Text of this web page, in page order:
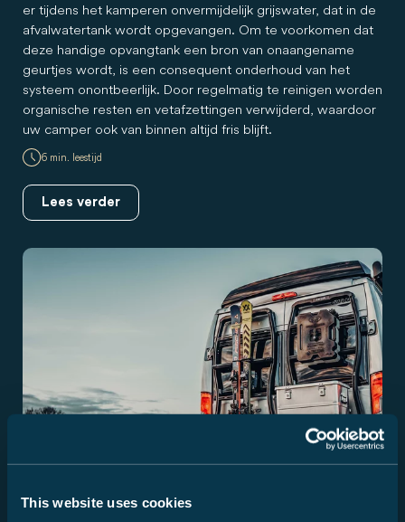
This website uses cookies
er tijdens het kamperen onvermijdelijk grijswater, dat in de
afvalwatertank wordt opgevangen. Om te voorkomen dat
deze handige opvangtank een bron van onaangename
geurtjes wordt, is een consequent onderhoud van het
systeem onontbeerlijk. Door regelmatig te reinigen worden
organische resten en vetafzettingen verwijderd, waardoor
uw camper ook van binnen altijd fris blijft.
6 min. leestijd
Lees verder